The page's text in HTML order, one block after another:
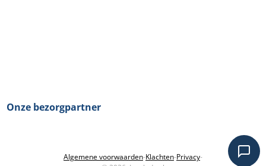
Onze bezorgpartner
Algemene voorwaarden-Klachten-Privacy-